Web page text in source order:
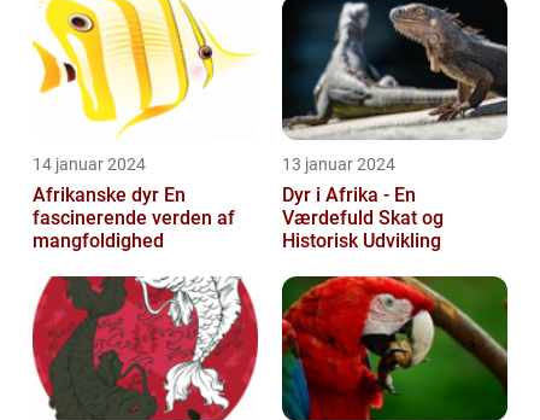
14 januar 2024
Afrikanske dyr En
fascinerende verden af
mangfoldighed
13 januar 2024
Dyr i Afrika - En
Værdefuld Skat og
Historisk Udvikling